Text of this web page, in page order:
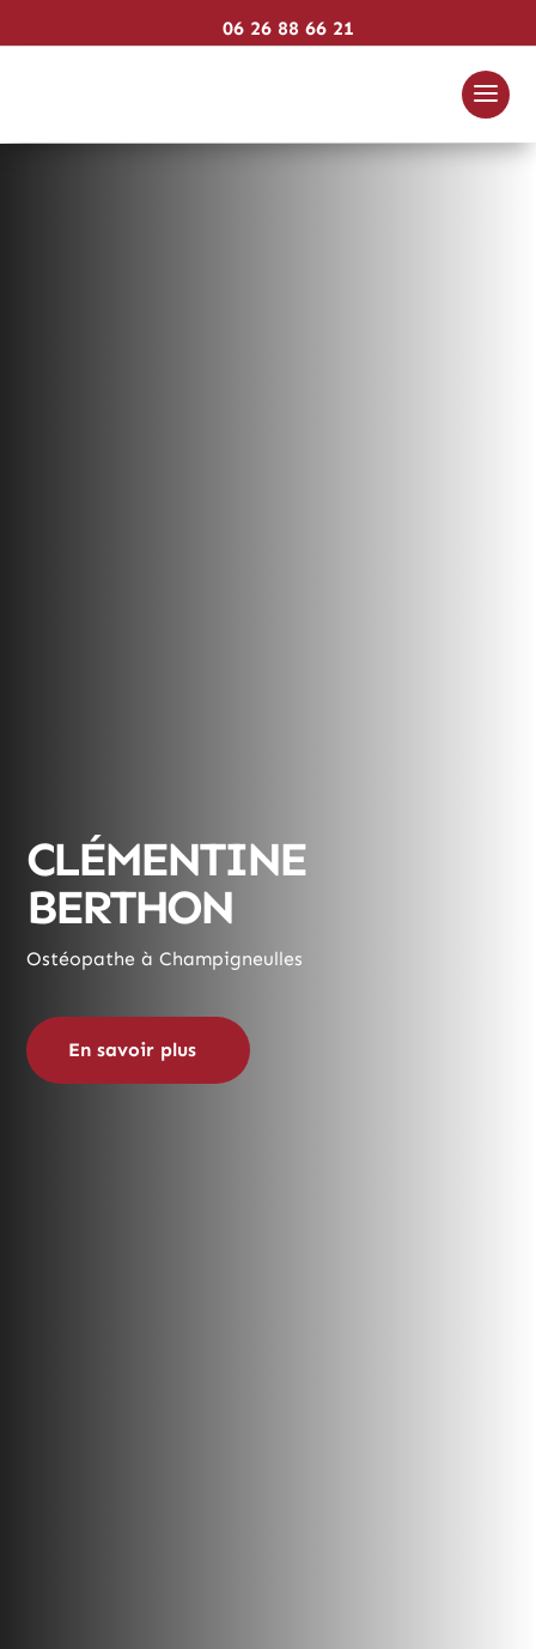
06 26 88 66 21
CLÉMENTINE
BERTHON
Ostéopathe à Champigneulles
En savoir plus